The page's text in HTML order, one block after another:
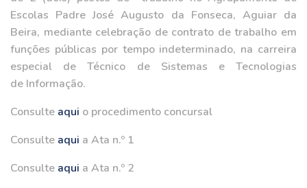
Escolas Padre José Augusto da Fonseca, Aguiar da
Beira, mediante celebração de contrato de trabalho em
funções públicas por tempo indeterminado, na carreira
especial de Técnico de Sistemas e Tecnologias
de Informação.
Consulte aqui o procedimento concursal
Consulte aqui a Ata n.º 1
Consulte aqui a Ata n.º 2